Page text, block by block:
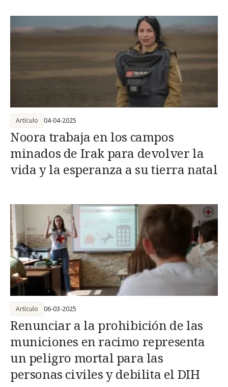
Noora trabaja en los campos
minados de Irak para devolver la
vida y la esperanza a su tierra natal
Artículo 04-04-2025
Renunciar a la prohibición de las
municiones en racimo representa
un peligro mortal para las
personas civiles y debilita el DIH
Artículo 06-03-2025